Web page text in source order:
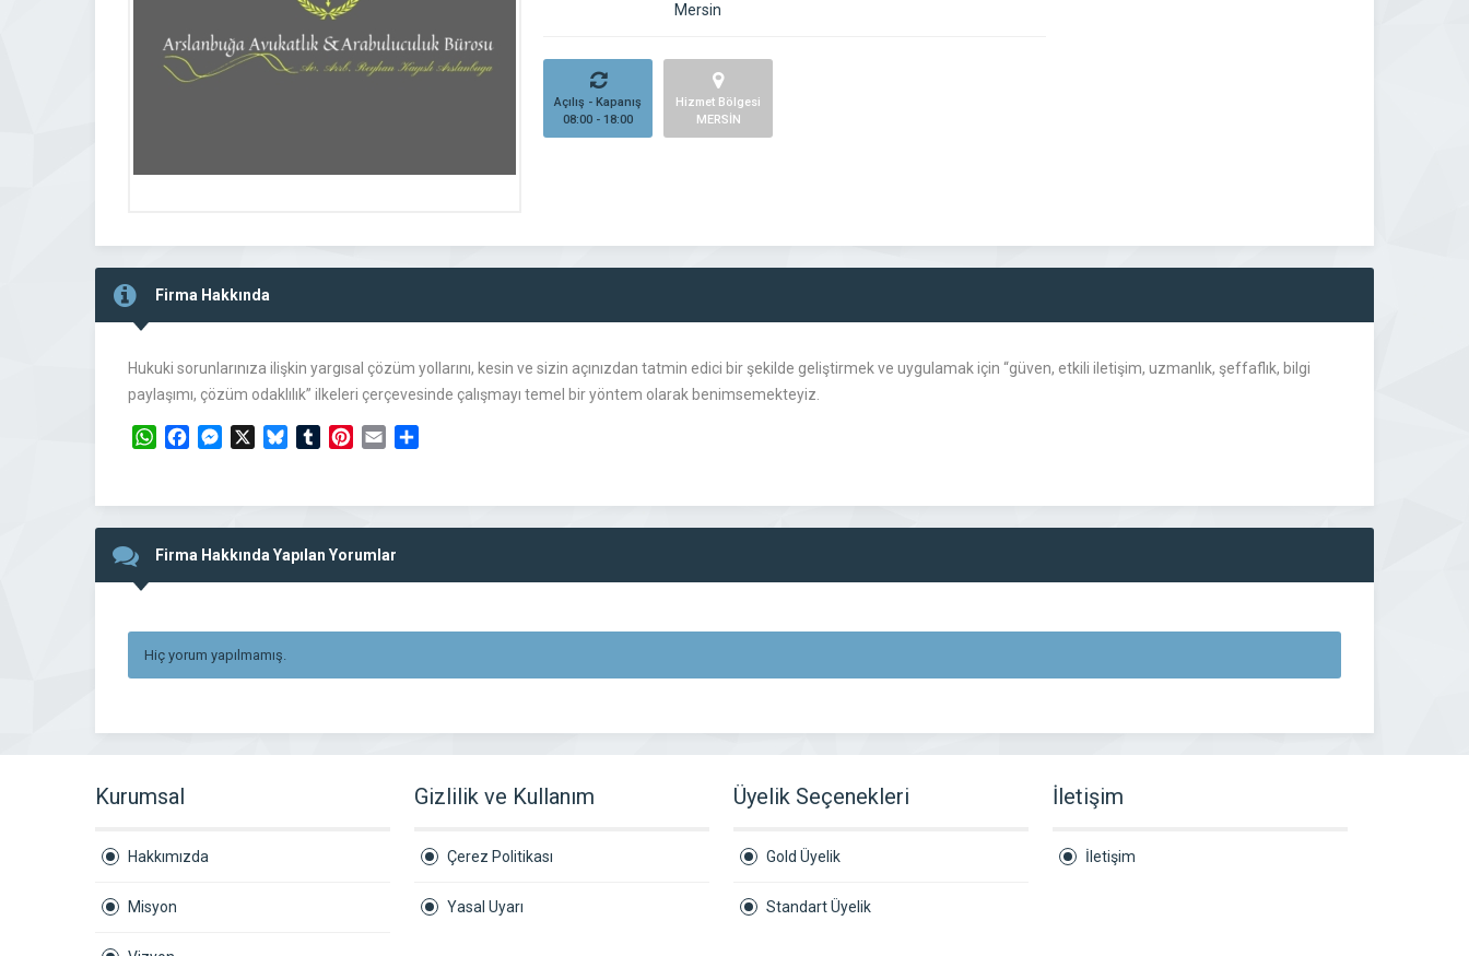
Mersin
Açılış - Kapanış
08:00 - 18:00
Hizmet Bölgesi
MERSİN
Firma Hakkında
Hukuki sorunlarınıza ilişkin yargısal çözüm yollarını, kesin ve sizin açınızdan tatmin edici bir şekilde geliştirmek ve uygulamak için “güven, etkili iletişim, uzmanlık, şeffaflık, bilgi
paylaşımı, çözüm odaklılık” ilkeleri çerçevesinde çalışmayı temel bir yöntem olarak benimsemekteyiz.
WhatsAppFacebookMessengerBlueskyTumblrPinterest
Email
Firma Hakkında Yapılan Yorumlar
Hiç yorum yapılmamış.
Kurumsal
Hakkımızda
Misyon
Gizlilik ve Kullanım
Çerez Politikası
Yasal Uyarı
Üyelik Seçenekleri
Gold Üyelik
Standart Üyelik
İletişim
İletişim